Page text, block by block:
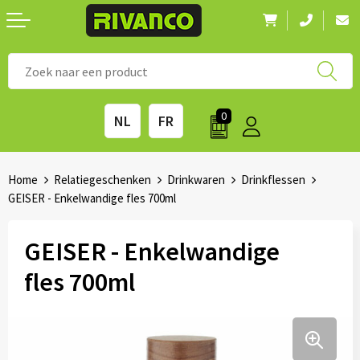
NL FR 0
Kantoorartikelen
Outdoor & vrije tijd
Technologie & Accessoires
◼ Eco-producten
◼ Survival gear
◼ Beurzen
◼ Feestdagen
Home Relatiegeschenken Drinkwaren
Drinkflessen
GEISER - Enkelwandige fles 700ml
GEISER - Enkelwandige
fles 700ml